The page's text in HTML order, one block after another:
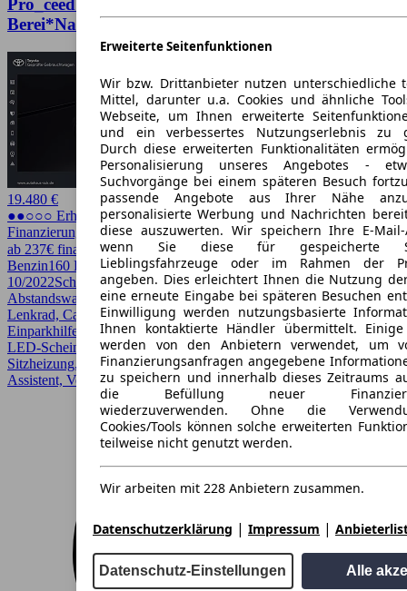
Pro_ceed Kia ProCeed / pro_cee'd GT-Line*8-Fach
Berei*Navi*R-Kamera*JBL Sound*
19.480 €
●●○○○ Erhöhter Preis
Finanzierung möglich
ab 237€ finanzieren ↗
Benzin160 PS (118 kW)50.800 kmEZ
10/2022SchaltgetriebeKombi5 Türen
Abstandswarner, Android Auto, Apple CarPlay, Beheizbares
Lenkrad, CarPlay, Einparkhilfe, Einparkhilfe Sensoren hinten,
Einparkhilfe Sensoren vorne, Fernlichtassistent, HU/AU neu, LED,
LED-Scheinwerfer, Lichtsensor, Lordosenstütze, Regensensor,
Sitzheizung, Sportpaket, Sportsitze, Spurhalteassistent, Totwinkel-
Assistent, Verkehrszeichenerkennung
Erweiterte Seitenfunktionen
Wir bzw. Drittanbieter nutzen unterschiedliche
Mittel, darunter u.a. Cookies und ähnliche
Webseite, um Ihnen erweiterte
und ein verbessertes Nutzungserlebnis zu
Durch diese erweiterten Funktionalitäten
Personalisierung unseres Angebotes -
Suchvorgänge bei einem späteren Besuch
passende Angebote aus Ihrer Nähe
personalisierte Werbung und Nachrichten
diese auszuwerten. Wir speichern Ihre E-Mail-
wenn Sie diese für gespeicherte
Lieblingsfahrzeuge oder im Rahmen der
angeben. Dies erleichtert Ihnen die Nutzung
eine erneute Eingabe bei späteren Besuchen
Einwilligung werden nutzungsbasierte
Ihnen kontaktierte Händler übermittelt. Einige
werden von den Anbietern verwendet, um
Finanzierungsanfragen angegebene
zu speichern und innerhalb dieses Zeitraums
die Befüllung neuer
wiederzuverwenden. Ohne die
Cookies/Tools können solche erweiterten
teilweise nicht genutzt werden.
Wir arbeiten mit 228 Anbietern zusammen.
Datenschutzerklärung | Impressum |
Datenschutz-Einstellungen Alle